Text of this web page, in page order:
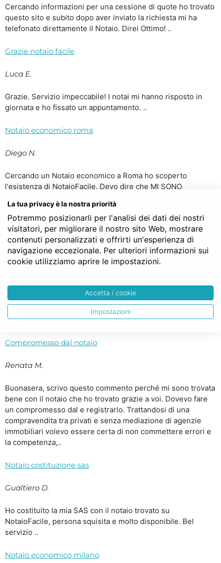
Cercando informazioni per una cessione di quote ho trovato
questo sito e subito dopo aver inviato la richiesta mi ha
telefonato direttamente il Notaio. Direi Ottimo! ..
Grazie notaio facile
Luca E.
Grazie. Servizio impeccabile! I notai mi hanno risposto in
giornata e ho fissato un appuntamento. ..
Notaio economico roma
Diego N.
Cercando un Notaio economico a Roma ho scoperto
l'esistenza di NotaioFacile. Devo dire che MI SONO
hanno contattato due notai e ho scelto tra i due il notaio che
mi ha risposto per primo. Costavano più o meno uguali ma
chi primo arriva.. ..
Consiglio a tutti notaio facile
Grazie Notaio Facile!!! Consiglio a tutti di utilizzare questo
servizio è un esempio di come anche in Italia ogni tanto le
promesse vengano mantenute. ..
Compromesso dal notaio
Renata M.
Buonasera, scrivo questo commento perché mi sono trovata
bene con il notaio che ho trovato grazie a voi. Dovevo fare
un compromesso dal e registrarlo. Trattandosi di una
compravendita tra privati e senza mediazione di agenzie
immobiliari volevo essere certa di non commettere errori e
la competenza,..
Notaio costituzione sas
Gualtiero D.
Ho costituito la mia SAS con il notaio trovato su
NotaioFacile, persona squisita e molto disponibile. Bel
servizio ..
Notaio economico milano
La tua privacy è la nostra priorità
Potremmo posizionarli per l'analisi dei dati dei nostri
visitatori, per migliorare il nostro sito Web, mostrare
contenuti personalizzati e offrirti un'esperienza di
navigazione eccezionale. Per ulteriori informazioni sui
cookie utilizziamo aprire le impostazioni.
Accetta i cookie
Impostazioni